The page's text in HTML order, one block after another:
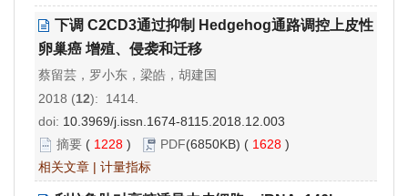
下调 C2CD3通过抑制 Hedgehog通路调控上皮性
卵巢癌 增殖、侵袭和迁移
蔡留芸，罗小东，梁皓，胡建国
2018 (12): 1414.
doi: 10.3969/j.issn.1674-8115.2018.12.003
摘要 ( 1228 ) PDF(6850KB) ( 1628 )
相关文章 | 计量指标